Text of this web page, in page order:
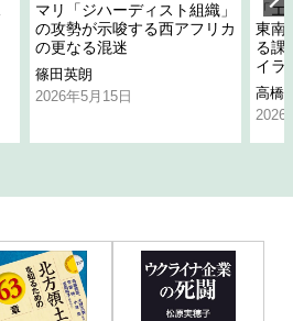
マリ「ジハーディスト組織」
の攻勢が示唆する西アフリカ
の更なる混迷
篠田英朗
2026年5月15日
「
東南
る課
イラ
高橋
2026